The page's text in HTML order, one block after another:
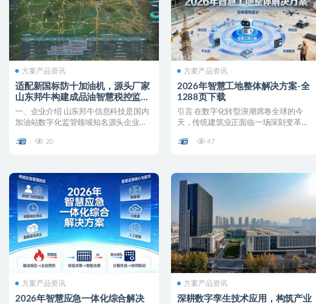
方案产品资讯
适配新国标防十加油机，源头厂家
山东邦牛构建成品油智慧税控监管
新范式
一、企业介绍 山东邦牛信息科技是国内
加油站数字化监管领域知名源头企业，
20
方案产品资讯
2026年智慧工地整体解决方案-全
1288页下载
引言 在数字化转型浪潮席卷全球的今
天，传统建筑业正面临一场深刻变革。
47
方案产品资讯
2026年智慧应急一体化综合解决
方案产品资讯
深耕数字孪生技术应用，构筑产业